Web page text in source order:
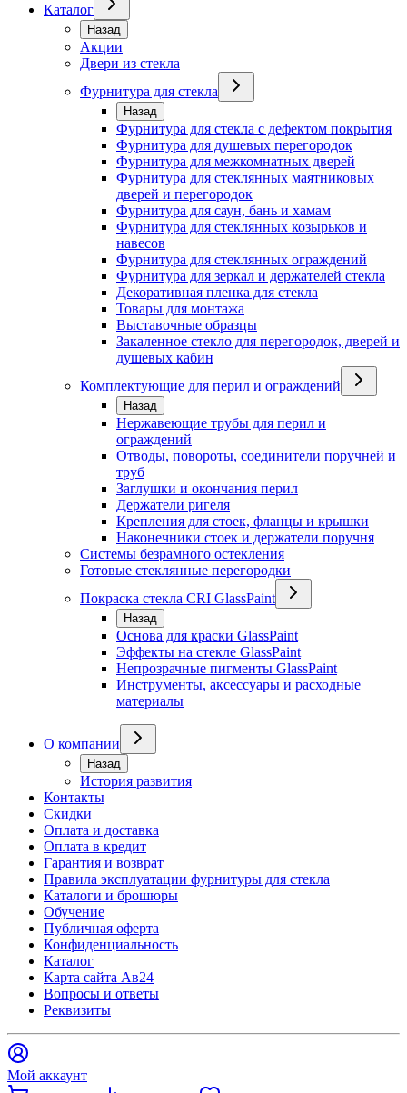
Каталог
Назад
Акции
Двери из стекла
Фурнитура для стекла
Назад
Фурнитура для стекла с дефектом покрытия
Фурнитура для душевых перегородок
Фурнитура для межкомнатных дверей
Фурнитура для стеклянных маятниковых
дверей и перегородок
Фурнитура для саун, бань и хамам
Фурнитура для стеклянных козырьков и
навесов
Фурнитура для стеклянных ограждений
Фурнитура для зеркал и держателей стекла
Декоративная пленка для стекла
Товары для монтажа
Выставочные образцы
Закаленное стекло для перегородок, дверей и
душевых кабин
Комплектующие для перил и ограждений
Назад
Нержавеющие трубы для перил и
ограждений
Отводы, повороты, соединители поручней и
труб
Заглушки и окончания перил
Держатели ригеля
Крепления для стоек, фланцы и крышки
Наконечники стоек и держатели поручня
Системы безрамного остекления
Готовые стеклянные перегородки
Покраска стекла CRI GlassPaint
Назад
Основа для краски GlassPaint
Эффекты на стекле GlassPaint
Непрозрачные пигменты GlassPaint
Инструменты, аксессуары и расходные
материалы
О компании
Назад
История развития
Контакты
Скидки
Оплата и доставка
Оплата в кредит
Гарантия и возврат
Правила эксплуатации фурнитуры для стекла
Каталоги и брошюры
Обучение
Публичная оферта
Конфиденциальность
Каталог
Карта сайта Ав24
Вопросы и ответы
Реквизиты
Мой аккаунт